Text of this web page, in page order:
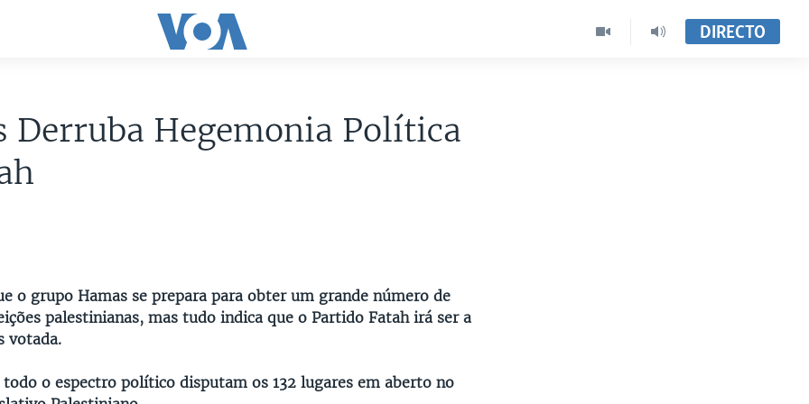
DIRECTO
Derruba Hegemonia Política
o grupo Hamas se prepara para obter um grande número de
palestinianas, mas tudo indica que o Partido Fatah irá ser a
votada.
todo o espectro político disputam os 132 lugares em aberto no